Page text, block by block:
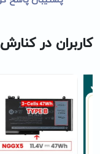
کاربران در